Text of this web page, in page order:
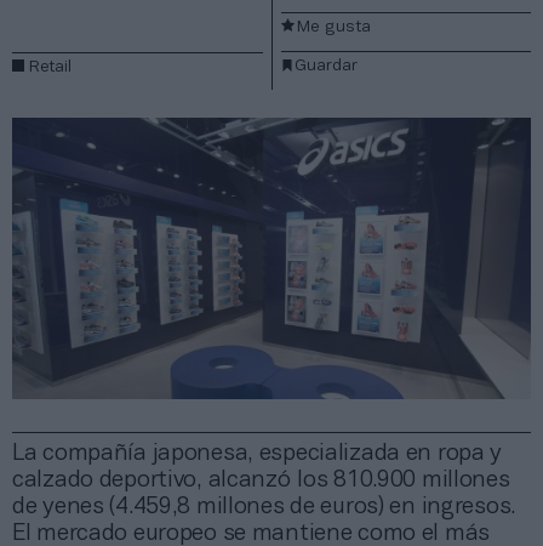
La compañía japonesa, especializada en ropa y
calzado deportivo, alcanzó los 810.900 millones
de yenes (4.459,8 millones de euros) en ingresos.
El mercado europeo se mantiene como el más
Retail Guardar
Me gusta